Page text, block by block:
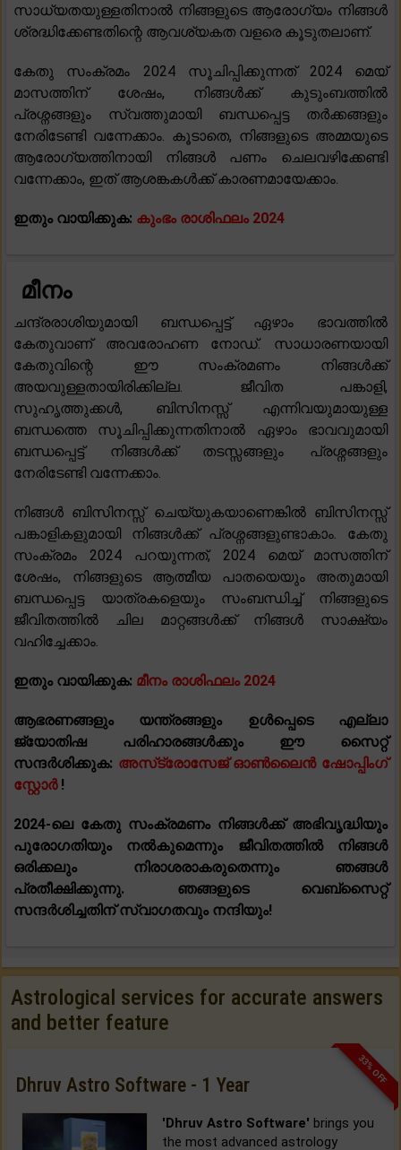
സാധ്യതയുള്ളതിനാൽ നിങ്ങളുടെ ആരോഗ്യം നിങ്ങൾ
ശ്രദ്ധിക്കേണ്ടതിന്റെ ആവശ്യകത വളരെ കൂടുതലാണ്.
കേതു സംക്രമം 2024 സൂചിപ്പിക്കുന്നത് 2024 മെയ്
മാസത്തിന് ശേഷം, നിങ്ങൾക്ക് കുടുംബത്തിൽ
പ്രശ്നങ്ങളും സ്വത്തുമായി ബന്ധപ്പെട്ട തർക്കങ്ങളും
നേരിടേണ്ടി വന്നേക്കാം. കൂടാതെ, നിങ്ങളുടെ അമ്മയുടെ
ആരോഗ്യത്തിനായി നിങ്ങൾ പണം ചെലവഴിക്കേണ്ടി
വന്നേക്കാം, ഇത് ആശങ്കകൾക്ക് കാരണമായേക്കാം.
ഇതും വായിക്കുക: കുംഭം രാശിഫലം 2024
മീനം
ചന്ദ്രരാശിയുമായി ബന്ധപ്പെട്ട് ഏഴാം ഭാവത്തിൽ
കേതുവാണ് അവരോഹണ നോഡ്. സാധാരണയായി
കേതുവിന്റെ ഈ സംക്രമണം നിങ്ങൾക്ക്
അയവുള്ളതായിരിക്കില്ല. ജീവിത പങ്കാളി,
സുഹൃത്തുക്കൾ, ബിസിനസ്സ് എന്നിവയുമായുള്ള
ബന്ധത്തെ സൂചിപ്പിക്കുന്നതിനാൽ ഏഴാം ഭാവവുമായി
ബന്ധപ്പെട്ട് നിങ്ങൾക്ക് തടസ്സങ്ങളും പ്രശ്നങ്ങളും
നേരിടേണ്ടി വന്നേക്കാം.
നിങ്ങൾ ബിസിനസ്സ് ചെയ്യുകയാണെങ്കിൽ ബിസിനസ്സ്
പങ്കാളികളുമായി നിങ്ങൾക്ക് പ്രശ്നങ്ങളുണ്ടാകാം. കേതു
സംക്രമം 2024 പറയുന്നത്, 2024 മെയ് മാസത്തിന്
ശേഷം, നിങ്ങളുടെ ആത്മീയ പാതയെയും അതുമായി
ബന്ധപ്പെട്ട യാത്രകളെയും സംബന്ധിച്ച് നിങ്ങളുടെ
ജീവിതത്തിൽ ചില മാറ്റങ്ങൾക്ക് നിങ്ങൾ സാക്ഷ്യം
വഹിച്ചേക്കാം.
ഇതും വായിക്കുക: മീനം രാശിഫലം 2024
ആഭരണങ്ങളും യന്ത്രങ്ങളും ഉൾപ്പെടെ എല്ലാ
ജ്യോതിഷ പരിഹാരങ്ങൾക്കും ഈ സൈറ്റ്
സന്ദർശിക്കുക: അസ്‌ട്രോസേജ് ഓൺലൈൻ ഷോപ്പിംഗ്
സ്റ്റോർ !
2024-ലെ കേതു സംക്രമണം നിങ്ങൾക്ക് അഭിവൃദ്ധിയും
പുരോഗതിയും നൽകുമെന്നും ജീവിതത്തിൽ നിങ്ങൾ
ഒരിക്കലും നിരാശരാകരുതെന്നും ഞങ്ങൾ
പ്രതീക്ഷിക്കുന്നു. ഞങ്ങളുടെ വെബ്സൈറ്റ്
സന്ദർശിച്ചതിന് സ്വാഗതവും നന്ദിയും!
Astrological services for accurate answers
and better feature
33% OFF
Dhruv Astro Software - 1 Year
'Dhruv Astro Software' brings you
the most advanced astrology